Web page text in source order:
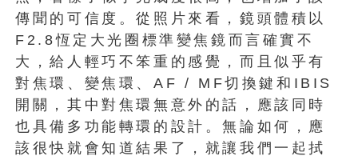
傳聞的可信度。從照片來看，鏡頭體積以
F2.8恆定大光圈標準變焦鏡而言確實不
大，給人輕巧不笨重的感覺，而且似乎有
對焦環、變焦環、AF / MF切換鍵和IBIS
開關，其中對焦環無意外的話，應該同時
也具備多功能轉環的設計。無論如何，應
該很快就會知道結果了，就讓我們一起拭